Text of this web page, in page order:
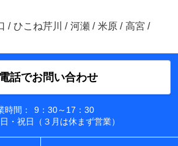
/ ひこね芹川 / 河瀬 / 米原 / 高宮 /
電話でお問い合わせ
時間：
9：30～17：30
日・祝日（３月は休まず営業）